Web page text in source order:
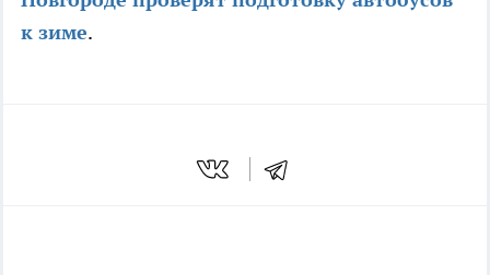
к зиме.